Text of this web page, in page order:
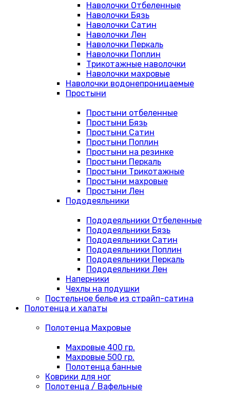
Наволочки Отбеленные
Наволочки Бязь
Наволочки Сатин
Наволочки Лен
Наволочки Перкаль
Наволочки Поплин
Трикотажные наволочки
Наволочки махровые
Наволочки водонепроницаемые
Простыни
Простыни отбеленные
Простыни Бязь
Простыни Сатин
Простыни Поплин
Простыни на резинке
Простыни Перкаль
Простыни Трикотажные
Простыни махровые
Простыни Лен
Пододеяльники
Пододеяльники Отбеленные
Пододеяльники Бязь
Пододеяльники Сатин
Пододеяльники Поплин
Пододеяльники Перкаль
Пододеяльники Лен
Наперники
Чехлы на подушки
Постельное белье из страйп-сатина
Полотенца и халаты
Полотенца Махровые
Махровые 400 гр.
Махровые 500 гр.
Полотенца банные
Коврики для ног
Полотенца / Вафельные